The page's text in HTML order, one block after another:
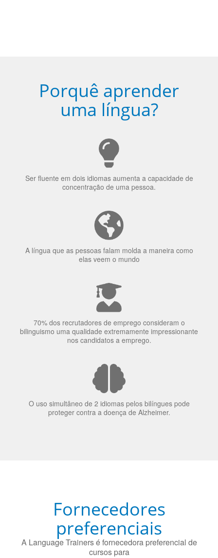
Porquê aprender
uma língua?
Ser fluente em dois idiomas aumenta a capacidade de
concentração de uma pessoa.
A língua que as pessoas falam molda a maneira como
elas veem o mundo
70% dos recrutadores de emprego consideram o
bilinguismo uma qualidade extremamente impressionante
nos candidatos a emprego.
O uso simultâneo de 2 idiomas pelos bilíngues pode
proteger contra a doença de Alzheimer.
Fornecedores
preferenciais
A Language Trainers é fornecedora preferencial de
cursos para